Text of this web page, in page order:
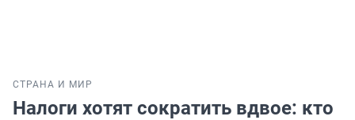
СТРАНА И МИР
Налоги хотят сократить вдвое: кто